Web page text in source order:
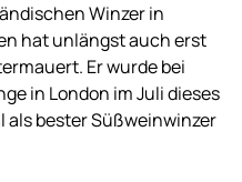
Winzer in
hat unlängst auch erst
Er wurde bei
in London im Juli dieses
als bester Süßweinwinzer